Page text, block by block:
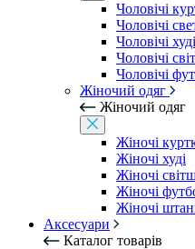
Чоловічі
Чоловічі
Чоловічі худі
Чоловічі
Чоловічі
Жіночий одяг
Жіночий одяг
Жіночі
Жіночі худі
Жіночі
Жіночі
Жіночі
Аксесуари
Каталог товарів